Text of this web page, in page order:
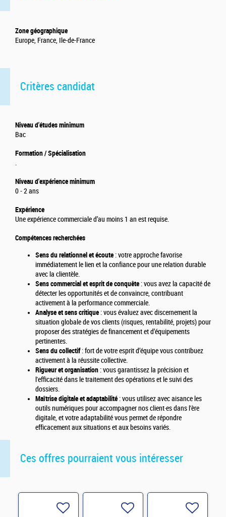
Zone géographique
Europe, France, Ile-de-France
Critères candidat
Niveau d'études minimum
Bac
Formation / Spécialisation
.
Niveau d'expérience minimum
0 - 2 ans
Expérience
Une expérience commerciale d’au moins 1 an est requise.
Compétences recherchées
Sens du relationnel et écoute : votre approche favorise
immédiatement le lien et la confiance pour une relation durable
avec la clientèle.
Sens commercial et esprit de conquête : vous avez la capacité de
détecter les opportunités et de convaincre, contribuant
activement à la performance commerciale.
Analyse et sens critique : vous évaluez avec discernement la
situation globale de vos clients (risques, rentabilité, projets) pour
proposer des stratégies de financement et d’équipements
pertinentes.
Sens du collectif: fort de votre esprit d’équipe vous contribuez
activement à la réussite collective.
Rigueur et organisation : vous garantissez la précision et
l'efficacité dans le traitement des opérations et le suivi des
dossiers.
Maîtrise digitale et adaptabilité : vous utilisez avec aisance les
outils numériques pour accompagner nos client·es dans l'ère
digitale, et votre adaptabilité vous permet de répondre
efficacement aux situations et aux besoins variés.
Ces offres pourraient vous intéresser